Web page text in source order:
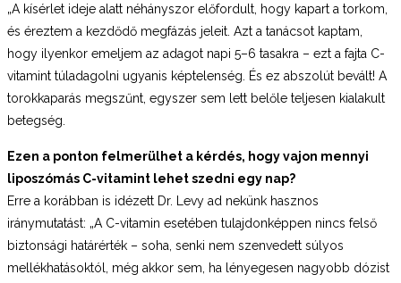
„A kísérlet ideje alatt néhányszor előfordult, hogy kapart a torkom,
és éreztem a kezdődő megfázás jeleit. Azt a tanácsot kaptam,
hogy ilyenkor emeljem az adagot napi 5–6 tasakra – ezt a fajta C-
vitamint túladagolni ugyanis képtelenség. És ez abszolút bevált! A
torokkaparás megszűnt, egyszer sem lett belőle teljesen kialakult
betegség.
Ezen a ponton felmerülhet a kérdés, hogy vajon mennyi
liposzómás C-vitamint lehet szedni egy nap?
Erre a korábban is idézett Dr. Levy ad nekünk hasznos
iránymutatást: „A C-vitamin esetében tulajdonképpen nincs felső
biztonsági határérték – soha, senki nem szenvedett súlyos
mellékhatásoktól, még akkor sem, ha lényegesen nagyobb dózist